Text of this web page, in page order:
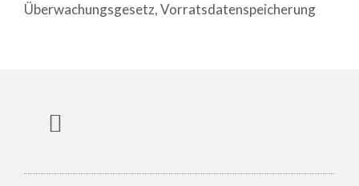
Überwachungsgesetz,Vorratsdatenspeicherung